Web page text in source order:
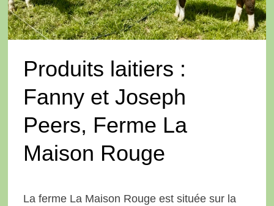
Produits laitiers :
Fanny et Joseph
Peers, Ferme La
Maison Rouge
La ferme La Maison Rouge est située sur la